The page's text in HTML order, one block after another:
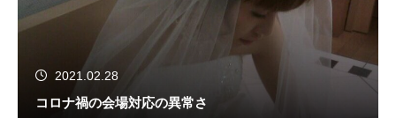
2021.02.28
コロナ禍の会場対応の異常さ